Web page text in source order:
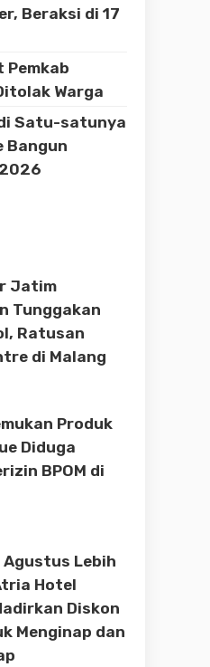
Beraksi di 17
Pemkab
Warga
Satu-satunya
Bangun
Jatim
Tunggakan
Ratusan
di Malang
Produk
Diduga
BPOM di
Agustus Lebih
Hotel
Diskon
Menginap dan